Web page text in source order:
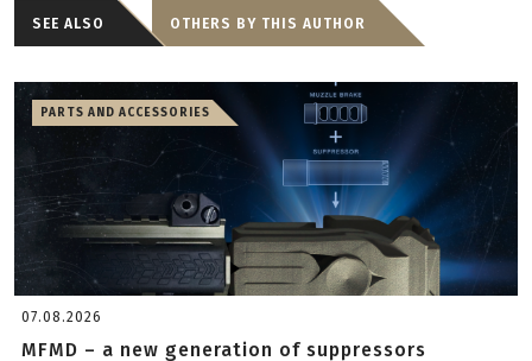
SEE ALSO OTHERS BY THIS AUTHOR
PARTS AND ACCESSORIES
07.08.2026
MFMD – a new generation of suppressors